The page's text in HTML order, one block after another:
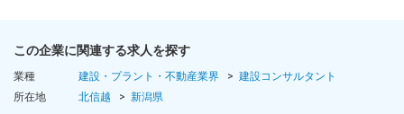
この企業に関連する求人を探す
業種 建設・プラント・不動産業界
建設コンサルタント
所在地
北信越 新潟県